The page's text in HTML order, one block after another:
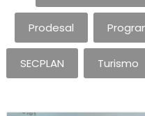
Prodesal
SECPLAN Turismo